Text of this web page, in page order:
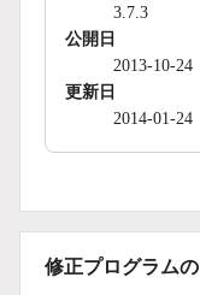
3.7.3
公開日
2013-10-24
更新日
2014-01-24
修正プログラム